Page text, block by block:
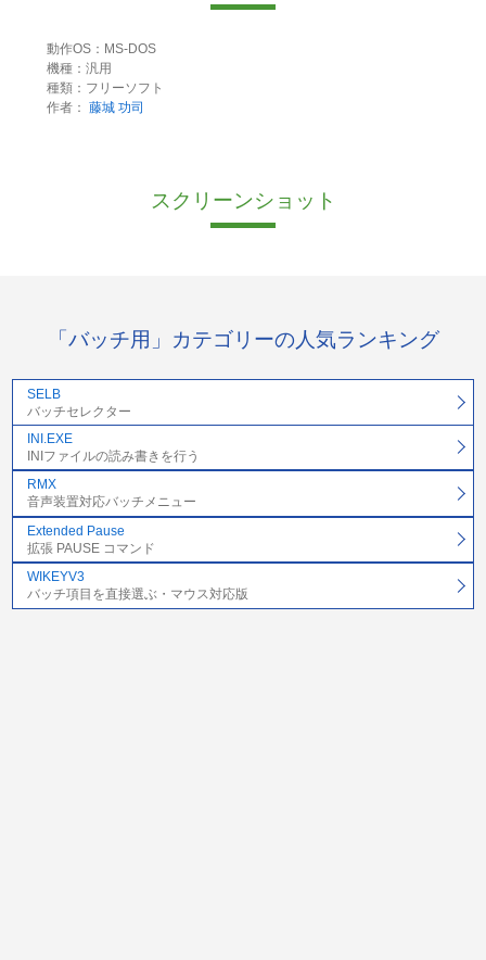
動作OS：MS-DOS
機種：汎用
種類：フリーソフト
作者： 藤城 功司
スクリーンショット
「バッチ用」カテゴリーの人気ランキング
SELB
バッチセレクター
INI.EXE
INIファイルの読み書きを行う
RMX
音声装置対応バッチメニュー
Extended Pause
拡張 PAUSE コマンド
WIKEYV3
バッチ項目を直接選ぶ・マウス対応版